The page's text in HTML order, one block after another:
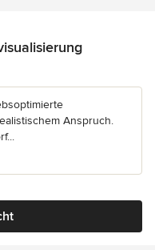
5 Sternen
Anspruch.